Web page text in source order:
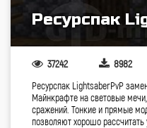
Ресурспак
37242 8982
Ресурспак LightsaberPvP
Майнкрафте на световые
сражений. Тонкие и прямые
позволяют хорошо рассчитать